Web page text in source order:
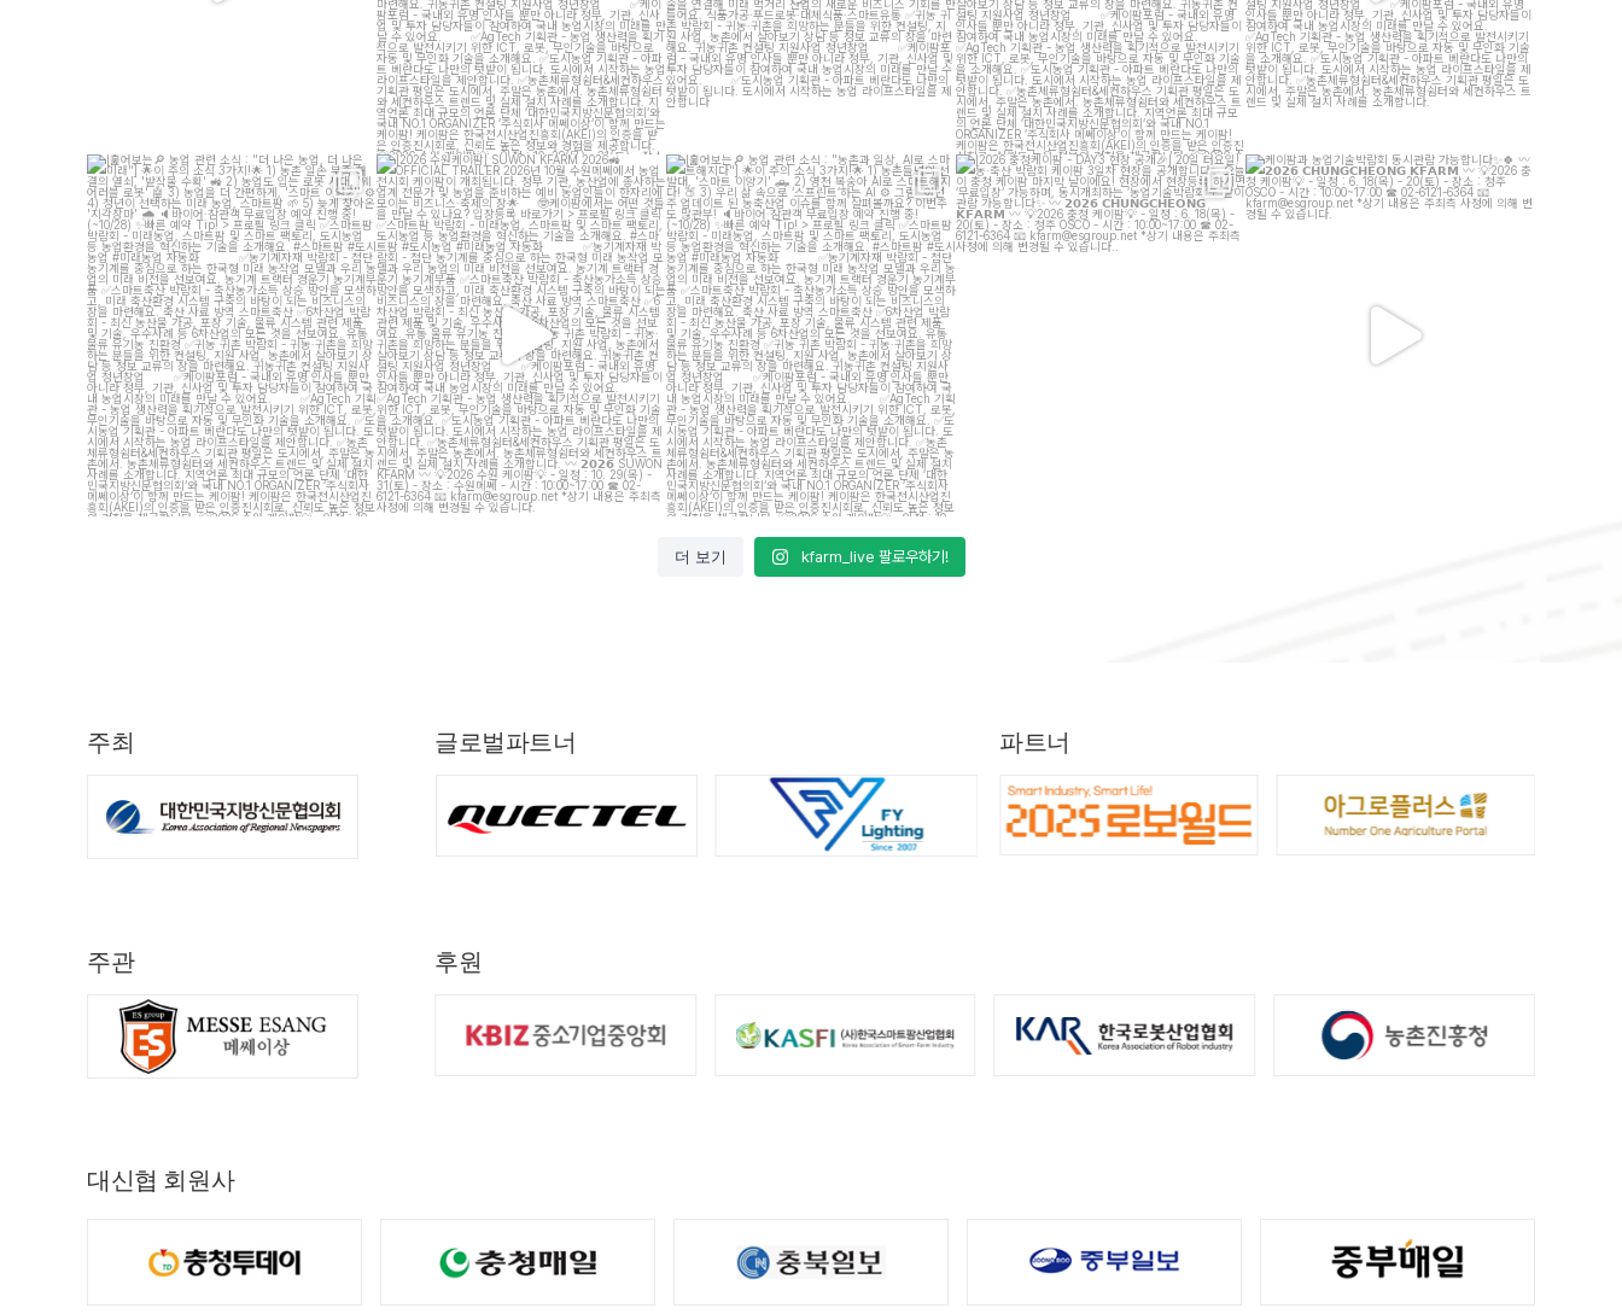
[훑어보는
농업 관련 소식 : "더 나은 농업, 더 나은
미래"]
이...
15 5
[2026 수원케이팜] SUWON KFARM 2026
OFFICIAL TRAILER...
12 7
[훑어보는
농업 관련 소식 : "농촌과 일상, AI로 스마
트해지다"]
...
13 5
[2026 충청케이팜 - DAY3 현장 공개
]
20일 터요일! 농·축산...
7
케이팜과 농업기술박람회 동시관람 가능합니다
𝟮𝟬𝟮𝟲...
더 보기 kfarm_live 팔로우하기!
주최 글로벌파트너 파트너
주관 후원
대신협 회원사